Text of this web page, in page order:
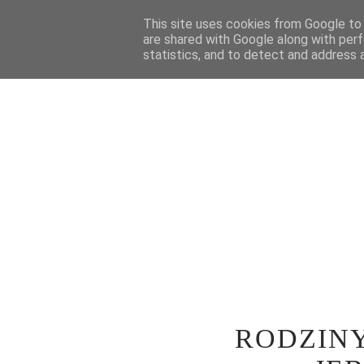
STRONA GŁÓWNA WOKÓŁ TEATRU
This site uses cookies from Google
are shared with Google along with
statistics, and to detect and address